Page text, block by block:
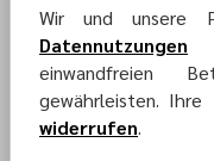
Wir und unsere
Datennutzungen
einwandfreien
gewährleisten. Ihre
widerrufen.